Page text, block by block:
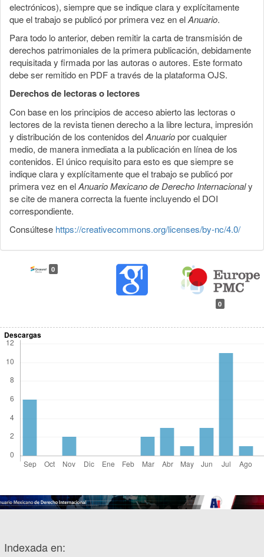
electrónicos), siempre que se indique clara y explícitamente
que el trabajo se publicó por primera vez en elAnuario.
Para todo lo anterior, deben remitir la carta de transmisión de
derechos patrimoniales de la primera publicación, debidamente
requisitada y firmada por las autoras o autores. Este formato
debe ser remitido en PDF a través de la plataforma OJS.
Derechos de lectoras o lectores
Con base en los principios de acceso abierto las lectoras o
lectores de la revista tienen derecho a la libre lectura, impresión
y distribución de los contenidos delAnuariopor cualquier
medio, de manera inmediata a la publicación en línea de los
contenidos. El único requisito para esto es que siempre se
indique clara y explícitamente que el trabajo se publicó por
primera vez en elAnuario Mexicano de Derecho Internacionaly
se cite de manera correcta la fuente incluyendo el DOI
correspondiente.
Consúltese https://creativecommons.org/licenses/by-nc/4.0/
0
0
Descargas
Indexada en: